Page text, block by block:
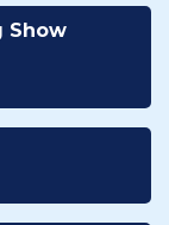
Show